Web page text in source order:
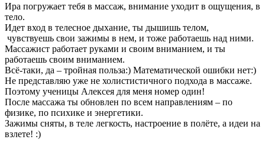
Ира погружает тебя в массаж, внимание уходит в ощущения, в
тело.
Идет вход в телесное дыхание, ты дышишь телом,
чувствуешь свои зажимы в нем, и тоже работаешь над ними.
Массажист работает руками и своим вниманием, и ты
работаешь своим вниманием.
Всё-таки, да – тройная польза:) Математической ошибки нет:)
Не представляю уже не холистистичного подхода в массаже.
Поэтому ученицы Алексея для меня номер один!
После массажа ты обновлен по всем направлениям – по
физике, по психике и энергетики.
Зажимы сняты, в теле легкость, настроение в полёте, а идеи на
взлете! :)